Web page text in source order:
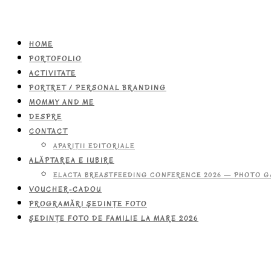
HOME
PORTOFOLIO
ACTIVITATE
PORTRET / PERSONAL BRANDING
MOMMY AND ME
DESPRE
CONTACT
APARIŢII EDITORIALE
ALĂPTAREA E IUBIRE
ELACTA BREASTFEEDING CONFERENCE 2026 — PHOTO
VOUCHER-CADOU
PROGRAMĂRI ŞEDINŢE FOTO
ŞEDINŢE FOTO DE FAMILIE LA MARE 2026